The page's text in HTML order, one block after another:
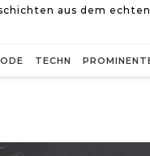
aus dem
TECHN